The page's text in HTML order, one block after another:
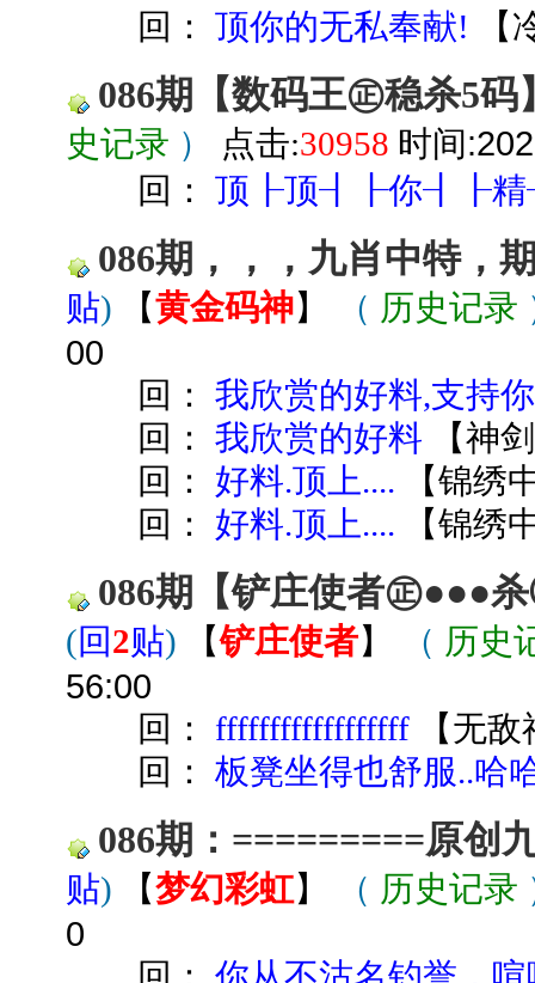
回：顶你的无私奉献! 【
086期【数码王㊣稳杀5码
史记录 ） 点击:30958 时间
回：顶┠顶┨┠你┨┠
086期，，，九肖中特，
贴) 【黄金码神】 （ 历史记录
00
回：我欣赏的好料,支持你
回：我欣赏的好料 【神剑
回： 好料.顶上.... 【锦绣
回： 好料.顶上.... 【锦绣
086期【铲庄使者㊣●●●
(回2贴) 【铲庄使者】 （ 历史
56:00
回： ffffffffffffffffff 【无敌
回：板凳坐得也舒服..哈
086期：=========原创
贴) 【梦幻彩虹】 （ 历史记录
0